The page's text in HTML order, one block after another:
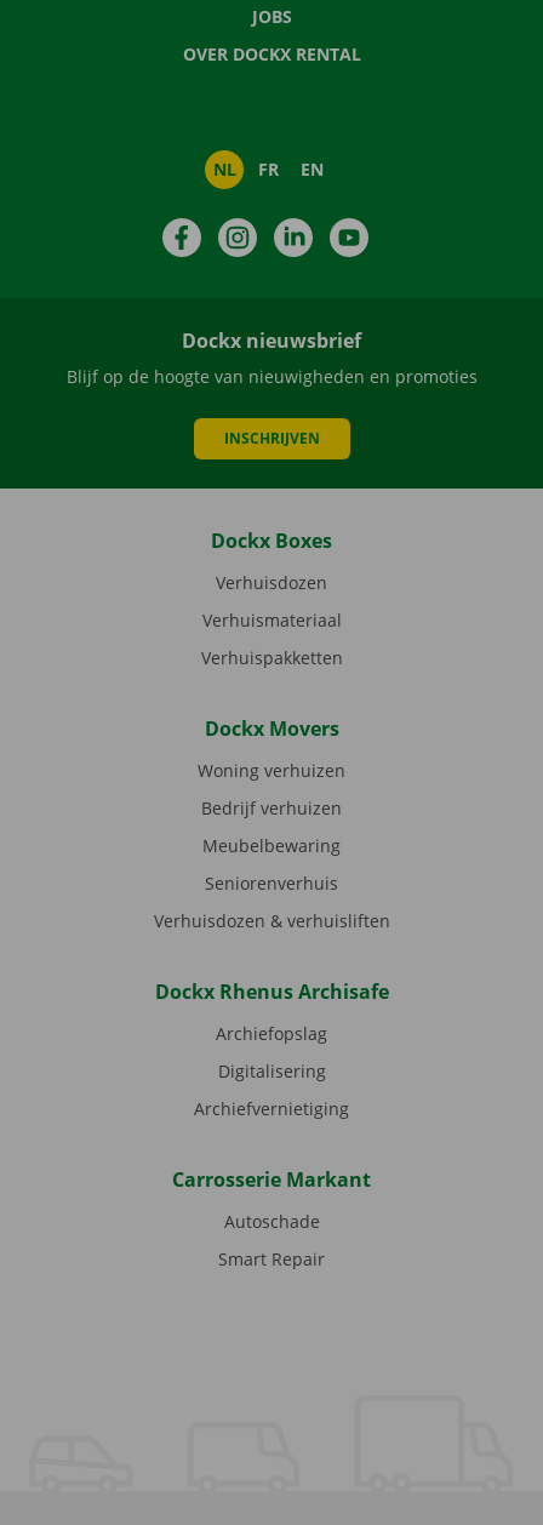
JOBS
OVER DOCKX RENTAL
NL FR EN
FacebookInstagramLinkedIn
Dockx nieuwsbrief
Blijf op de hoogte van nieuwigheden en promoties
INSCHRIJVEN
Dockx Boxes
Verhuisdozen
Verhuismateriaal
Verhuispakketten
Dockx Movers
Woning verhuizen
Bedrijf verhuizen
Meubelbewaring
Seniorenverhuis
Verhuisdozen & verhuisliften
Dockx Rhenus Archisafe
Archiefopslag
Digitalisering
Archiefvernietiging
Carrosserie Markant
Autoschade
Smart Repair